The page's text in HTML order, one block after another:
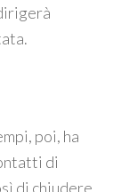
poi, ha
di
di chiudere